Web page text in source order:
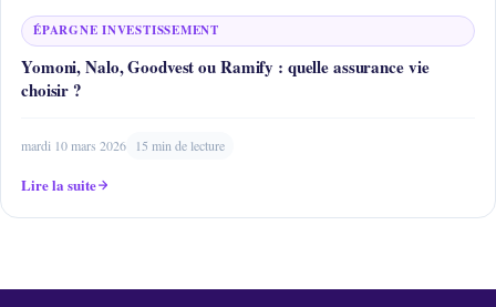
ÉPARGNE INVESTISSEMENT
Yomoni, Nalo, Goodvest ou Ramify : quelle assurance vie
choisir ?
mardi 10 mars 2026 15 min de lecture
Lire la suite